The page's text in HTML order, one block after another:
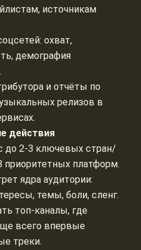
источникам
охват,
демография
и отчёты по
релизов в
действия
до 2-3 ключевых стран/
приоритетных платформ.
ядра аудитории:
темы, боли, сленг.
топ-каналы, где
всего впервые
треки.